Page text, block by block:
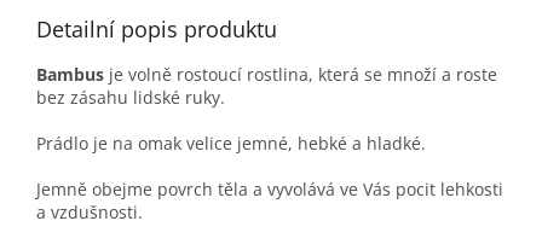
Detailní popis produktu
Bambus je volně rostoucí rostlina, která se množí a roste
bez zásahu lidské ruky.
Prádlo je na omak velice jemné, hebké a hladké.
Jemně obejme povrch těla a vyvolává ve Vás pocit lehkosti
a vzdušnosti.